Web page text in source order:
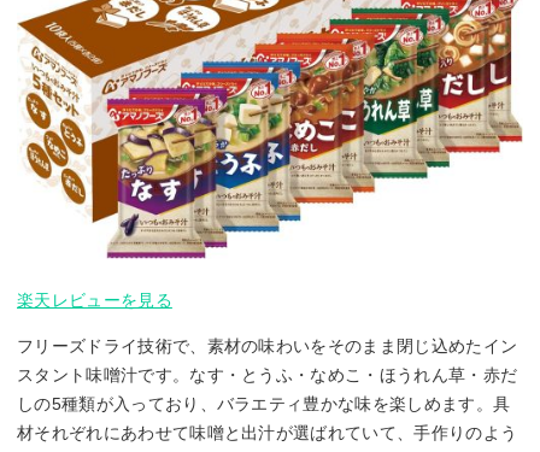
楽天レビューを見る
フリーズドライ技術で、素材の味わいをそのまま閉じ込めたイン
スタント味噌汁です。なす・とうふ・なめこ・ほうれん草・赤だ
しの5種類が入っており、バラエティ豊かな味を楽しめます。具
材それぞれにあわせて味噌と出汁が選ばれていて、手作りのよう